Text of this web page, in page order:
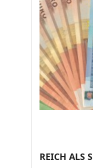
REICH ALS